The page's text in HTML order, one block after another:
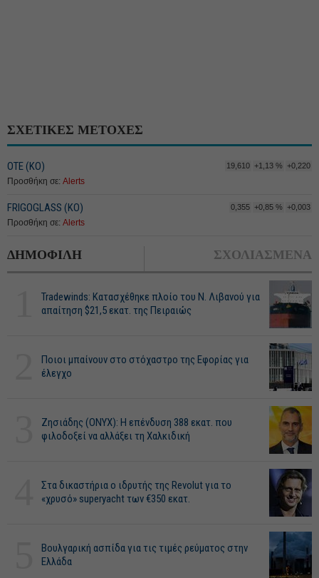
ΣΧΕΤΙΚΕΣ ΜΕΤΟΧΕΣ
ΟΤΕ (ΚΟ) 19,610 +1,13 % +0,220
Προσθήκη σε: Alerts
FRIGOGLASS (KO) 0,355 +0,85 % +0,003
Προσθήκη σε: Alerts
ΔΗΜΟΦΙΛΗ ΣΧΟΛΙΑΣΜΕΝΑ
Tradewinds: Κατασχέθηκε πλοίο του Ν. Λιβανού για
απαίτηση $21,5 εκατ. της Πειραιώς
Ποιοι μπαίνουν στο στόχαστρο της Εφορίας για
έλεγχο
Ζησιάδης (ONYX): Η επένδυση 388 εκατ. που
φιλοδοξεί να αλλάξει τη Χαλκιδική
Στα δικαστήρια ο ιδρυτής της Revolut για το
«χρυσό» superyacht των €350 εκατ.
Βουλγαρική ασπίδα για τις τιμές ρεύματος στην
Ελλάδα